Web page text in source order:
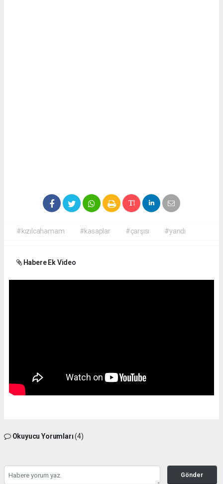
#kızılcahamam #kasaplar #çarşısı #yandı
Habere Ek Video
Okuyucu Yorumları(4)
Gönder